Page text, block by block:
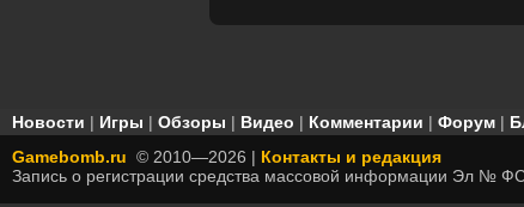
Новости | Игры | Обзоры | Видео | Комментарии | Форум |
Gamebomb.ru © 2010—2026 | Контакты и редакция
Запись о регистрации средства массовой информации Эл №